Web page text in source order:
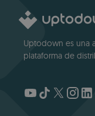
Uptodown es una
plataforma de